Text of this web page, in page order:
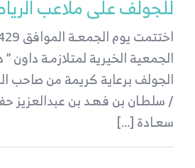
للجولف على ملاعب
الجولف برعاية كريمة من صاحب
/ سلطـان بن فهـد بن عبدالعزيز
سعـادة [...]